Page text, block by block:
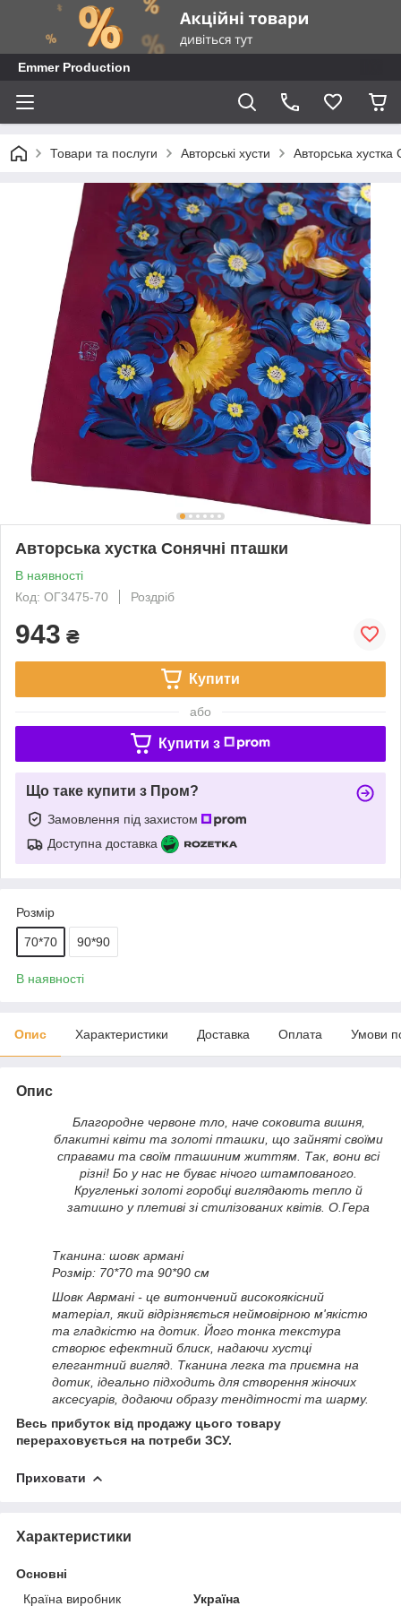
Emmer Production
Товари та послуги Авторські хусти Авторська хустка
Авторська хустка Сонячні пташки
В наявності
Код: ОГ3475-70
Роздріб
943 ₴
Купити
або
Купити з
Що таке купити з Пром?
Замовлення під захистом
Доступна доставка
Розмір
70*70 90*90
В наявності
Опис Характеристики Доставка Оплата Умови
Опис
Благородне червоне тло, наче соковита вишня,
блакитні квіти та золоті пташки, що зайняті своїми
справами та своїм пташиним життям. Так, вони всі
різні! Бо у нас не буває нічого штампованого.
Кругленькі золоті горобці виглядають тепло й
затишно у плетиві зі стилізованих квітів. О.Гера
Тканина: шовк армані
Розмір: 70*70 та 90*90 см
Шовк Аврмані - це витончений високоякісний
матеріал, який відрізняється неймовірною м'якістю
та гладкістю на дотик. Його тонка текстура
створює ефектний блиск, надаючи хустці
елегантний вигляд. Тканина легка та приємна на
дотик, ідеально підходить для створення жіночих
аксесуарів, додаючи образу тендітності та шарму.
Весь прибуток від продажу цього товару
перераховується на потреби ЗСУ.
Приховати
Характеристики
Основні
Країна виробник
Україна